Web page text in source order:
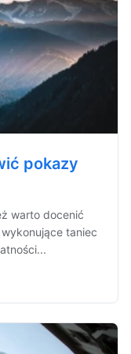
pokazy
warto docenić
taniec